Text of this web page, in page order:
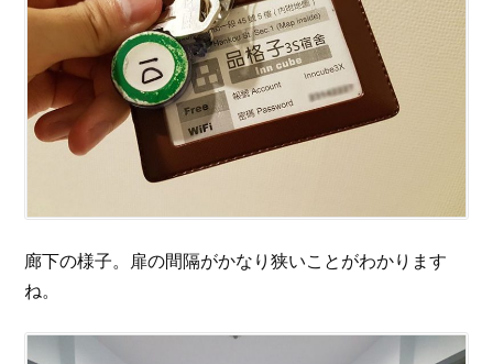
廊下の様子。扉の間隔がかなり狭いことがわかります
ね。